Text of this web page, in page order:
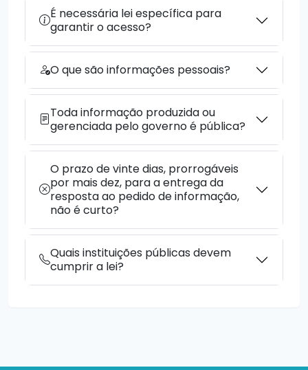
É necessária lei específica para
garantir o acesso?
O que são informações pessoais?
Toda informação produzida ou
gerenciada pelo governo é pública?
O prazo de vinte dias, prorrogáveis
por mais dez, para a entrega da
resposta ao pedido de informação,
não é curto?
Quais instituições públicas devem
cumprir a lei?